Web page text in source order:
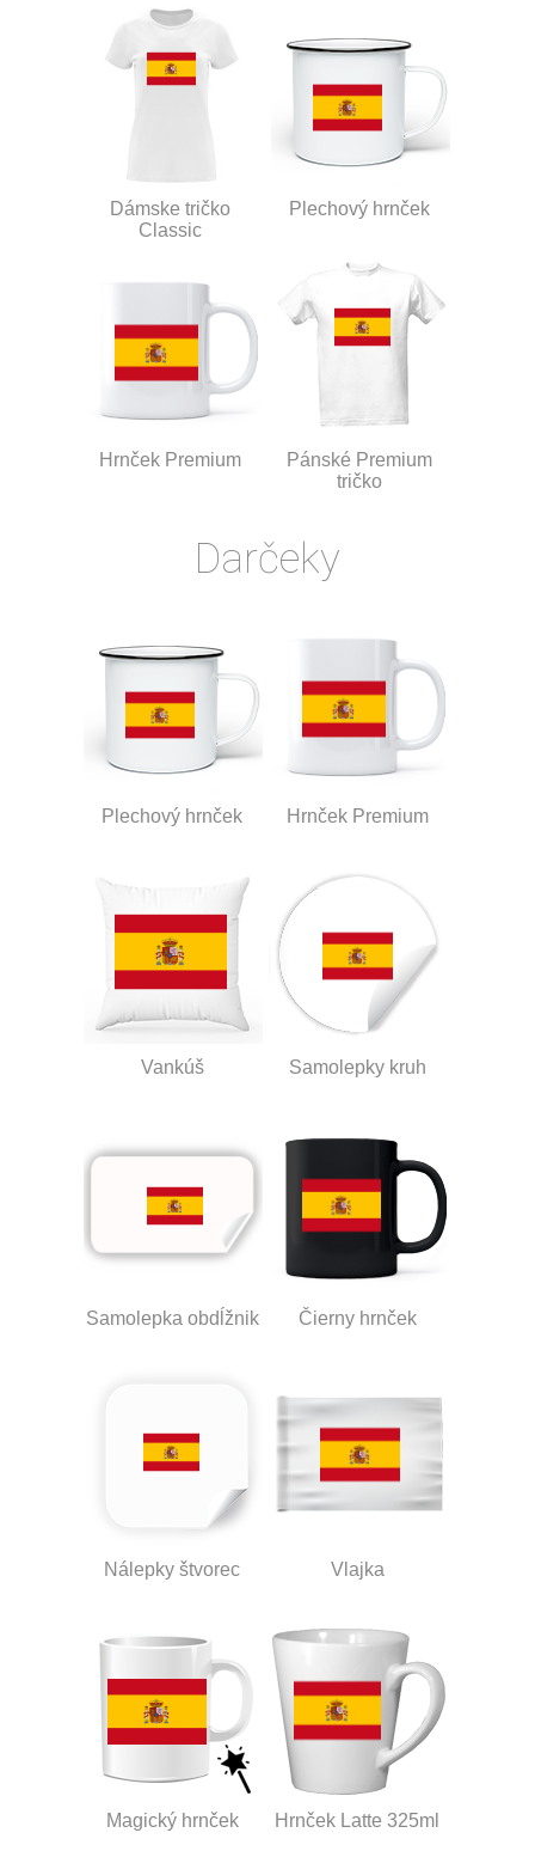
Dámske tričko
Classic
Plechový hrnček
Hrnček Premium
Pánské Premium
tričko
Darčeky
Plechový hrnček Hrnček Premium
Vankúš Samolepky kruh
Samolepka obdĺžnik Čierny hrnček
Nálepky štvorec Vlajka
Magický hrnček Hrnček Latte 325ml